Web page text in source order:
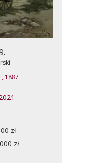
1887
zł
zł